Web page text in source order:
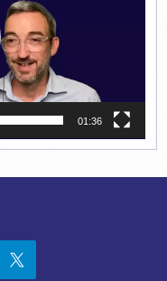
01:36